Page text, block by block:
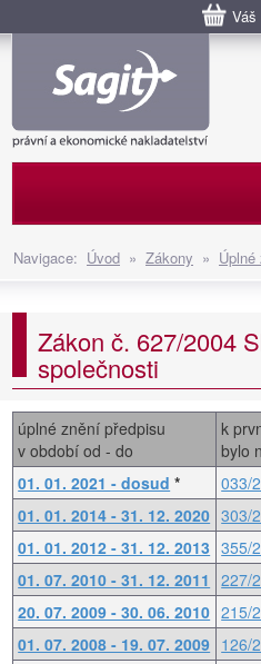
Navigace: Úvod » Zákony »
Zákon č. 627/2004
společnosti
úplné znění předpisu
v období od - do
k
bylo
01. 01. 2021 - dosud *
033/
01. 01. 2014 - 31. 12. 2020 303/
01. 01. 2012 - 31. 12. 2013 355/
01. 07. 2010 - 31. 12. 2011
227/
20. 07. 2009 - 30. 06. 2010 215/
01. 07. 2008 - 19. 07. 2009 126/